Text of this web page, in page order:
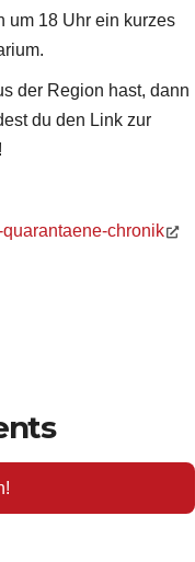
um 18 Uhr ein kurzes
der Region hast, dann
du den Link zur
chronik